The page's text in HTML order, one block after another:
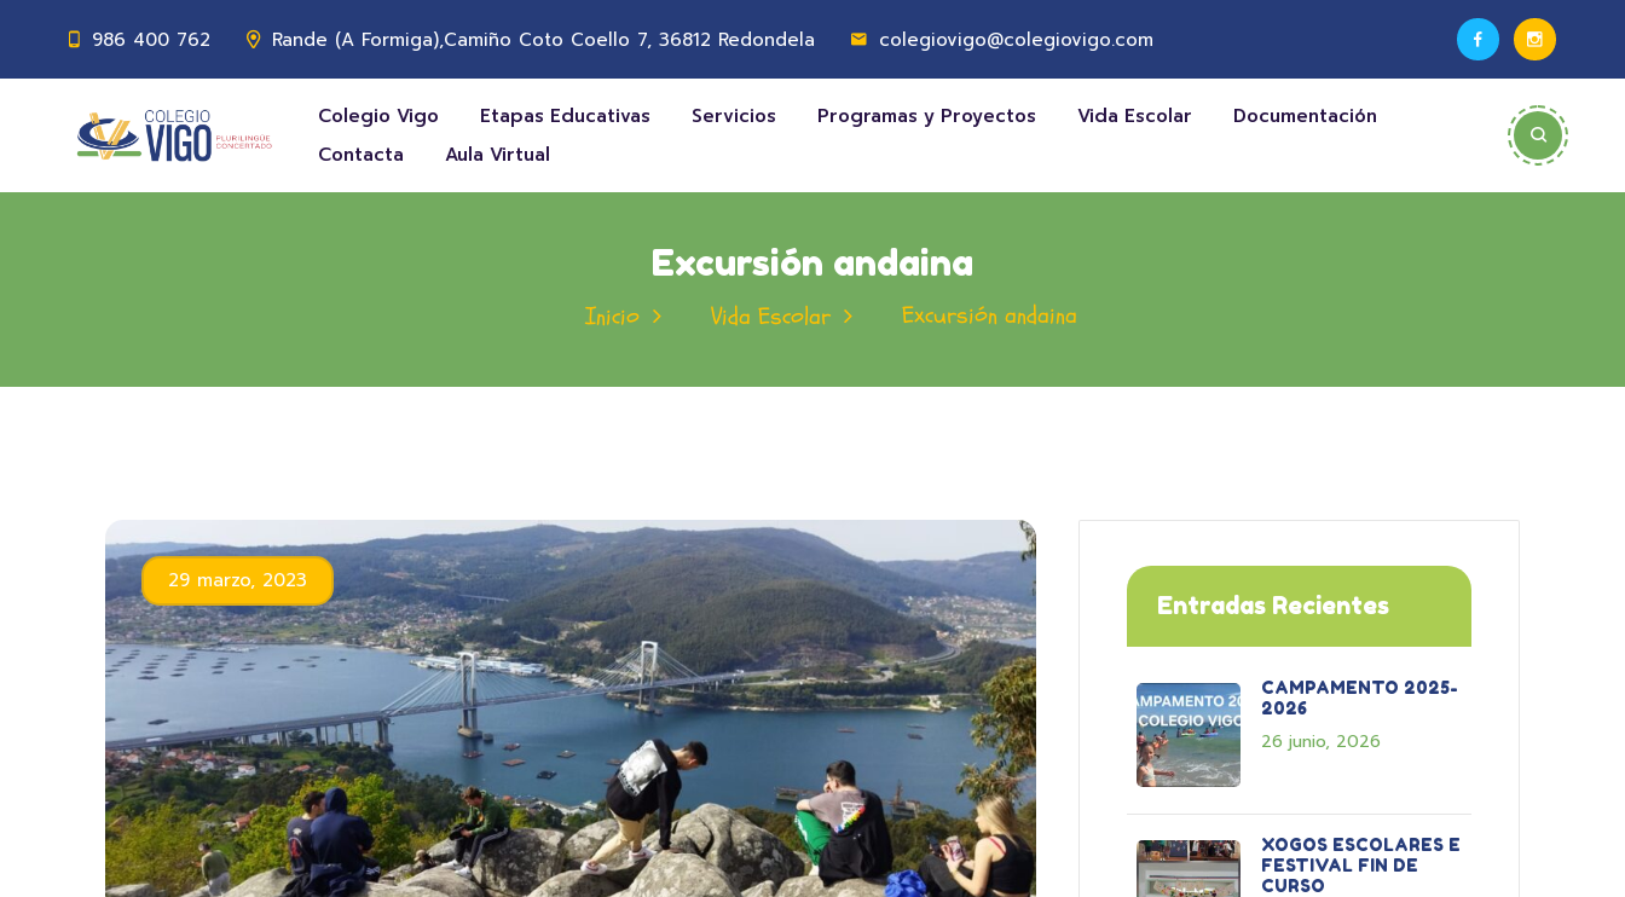
986 400 762 Rande (A Formiga),Camiño Coto Coello 7, 36812 Redondela colegiovigo@colegiovigo.com
Colegio Vigo Etapas Educativas Servicios Programas y Proyectos Vida Escolar
Documentación
Contacta
Aula Virtual
Excursión andaina
Inicio Vida Escolar Excursión andaina
29 marzo, 2023
Entradas Recientes
CAMPAMENTO 2025-
2026
26 junio, 2026
XOGOS ESCOLARES E
FESTIVAL FIN DE
CURSO